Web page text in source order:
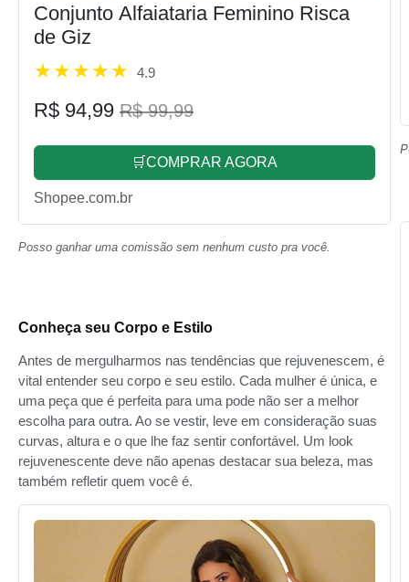
Conjunto Alfaiataria Feminino Risca
de Giz
4.9
R$ 94,99 R$ 99,99
🛒COMPRAR AGORA
Shopee.com.br
Posso ganhar uma comissão sem nenhum custo pra você.
Conheça seu Corpo e Estilo
Antes de mergulharmos nas tendências que rejuvenescem, é
vital entender seu corpo e seu estilo. Cada mulher é única, e
uma peça que é perfeita para uma pode não ser a melhor
escolha para outra. Ao se vestir, leve em consideração suas
curvas, altura e o que lhe faz sentir confortável. Um look
rejuvenescente deve não apenas destacar sua beleza, mas
também refletir quem você é.